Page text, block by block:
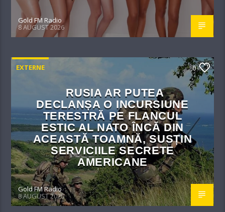
Gold FM Radio
8 AUGUST 2026
EXTERNE 0
RUSIA AR PUTEA
DECLANȘA O INCURSIUNE
TERESTRĂ PE FLANCUL
ESTIC AL NATO ÎNCĂ DIN
ACEASTĂ TOAMNĂ, SUSȚIN
SERVICIILE SECRETE
AMERICANE
Gold FM Radio
8 AUGUST 2026